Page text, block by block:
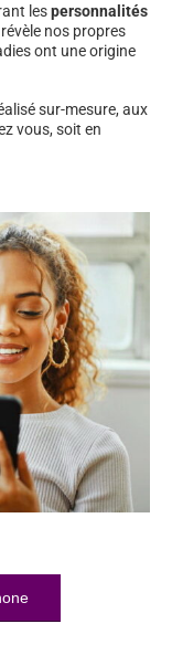
lespersonnalités
nos propres
ont une origine
sur-mesure, aux
vous, soit en